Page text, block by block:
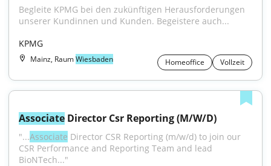
Begleite KPMG bei den zukünftigen Herausforderungen
unserer Kundinnen und Kunden. Begeistere auch...
KPMG
Mainz, RaumWiesbaden Homeoffice Vollzeit
Associate Director Csr Reporting (M/W/D)
"...Associate Director CSR Reporting (m/w/d) to join our
CSR Performance and Reporting Team and lead
BioNTech..."